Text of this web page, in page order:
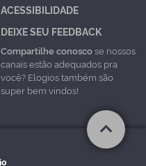
ACESSIBILIDADE
DEIXE SEU FEEDBACK
Compartilhe conoscose nossos
canais estão adequados pra
você? Elogios também são
super bem vindos!